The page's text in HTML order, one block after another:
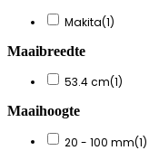
Makita(1)
Maaibreedte
53.4 cm(1)
Maaihoogte
20 - 100 mm(1)